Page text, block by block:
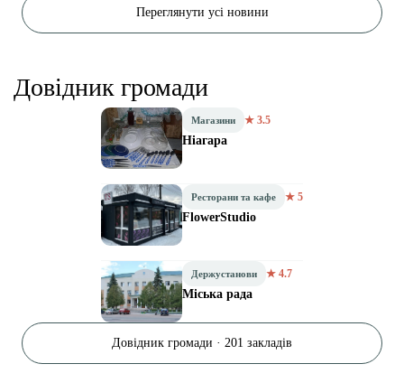
Переглянути усі новини
Довідник громади
Магазини ★ 3.5
Ніагара
Ресторани та кафе ★ 5
FlowerStudio
Держустанови ★ 4.7
Міська рада
Довідник громади · 201 закладів